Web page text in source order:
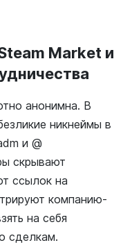
Market и
анонимна. В
никнеймы в
и @
скрывают
ссылок на
компанию-
на себя
сделкам.